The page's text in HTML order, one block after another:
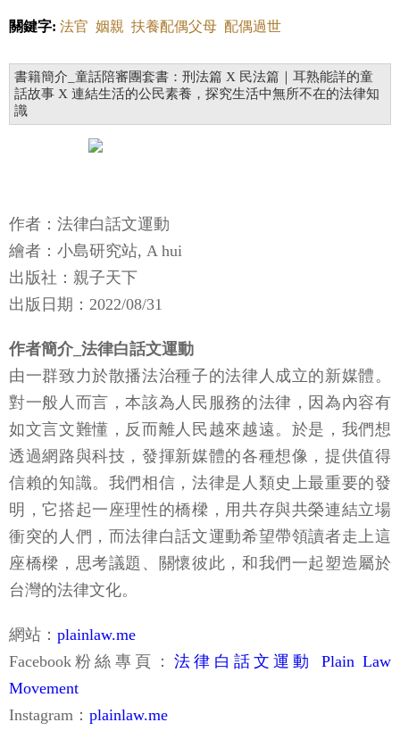
關鍵字: 法官 姻親 扶養配偶父母 配偶過世
書籍簡介_童話陪審團套書：刑法篇 X 民法篇｜耳熟能詳的童
話故事 X 連結生活的公民素養，探究生活中無所不在的法律知
作者：法律白話文運動
繪者：小島研究站, A hui
出版日期：2022/08/31
作者簡介_法律白話文運動
由一群致力於散播法治種子的法律人成立的新媒體。
對一般人而言，本該為人民服務的法律，因為內容有
如文言文難懂，反而離人民越來越遠。於是，我們想
透過網路與科技，發揮新媒體的各種想像，提供值得
信賴的知識。我們相信，法律是人類史上最重要的發
明，它搭起一座理性的橋樑，用共存與共榮連結立場
衝突的人們，而法律白話文運動希望帶領讀者走上這
台灣的法律文化。